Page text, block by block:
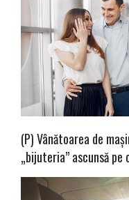
(P) Vânătoarea de
„bijuteria” ascunsă